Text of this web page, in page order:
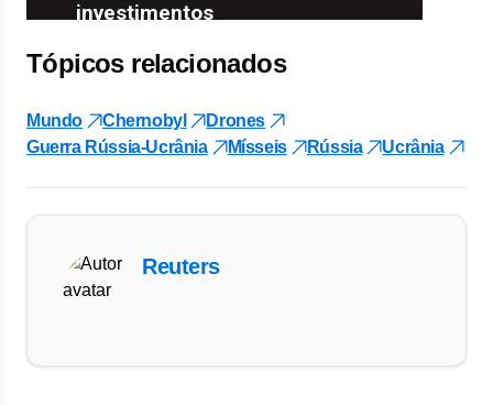
Tópicos relacionados
Mundo Chernobyl
Drones
Guerra Rússia-Ucrânia
Mísseis Rússia Ucrânia
Reuters